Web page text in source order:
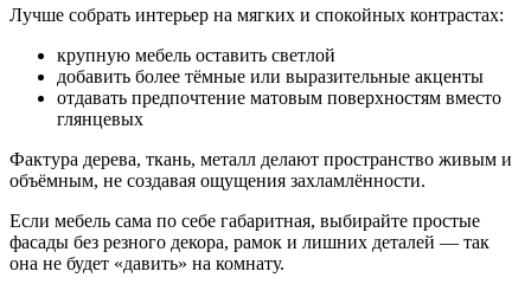
Лучше собрать интерьер на мягких и спокойных контрастах:
крупную мебель оставить светлой
добавить более тёмные или выразительные акценты
отдавать предпочтение матовым поверхностям вместо
глянцевых
Фактура дерева, ткань, металл делают пространство живым и
объёмным, не создавая ощущения захламлённости.
Если мебель сама по себе габаритная, выбирайте простые
фасады без резного декора, рамок и лишних деталей — так
она не будет «давить» на комнату.